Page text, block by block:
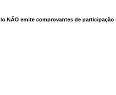
NÃO emite comprovantes de